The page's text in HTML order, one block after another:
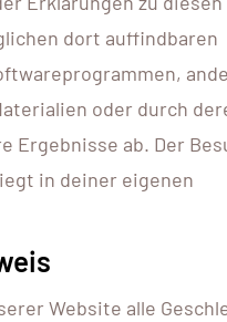
dort auffindbaren
oder durch
Ergebnisse ab. Der
in deiner eigenen
Website alle